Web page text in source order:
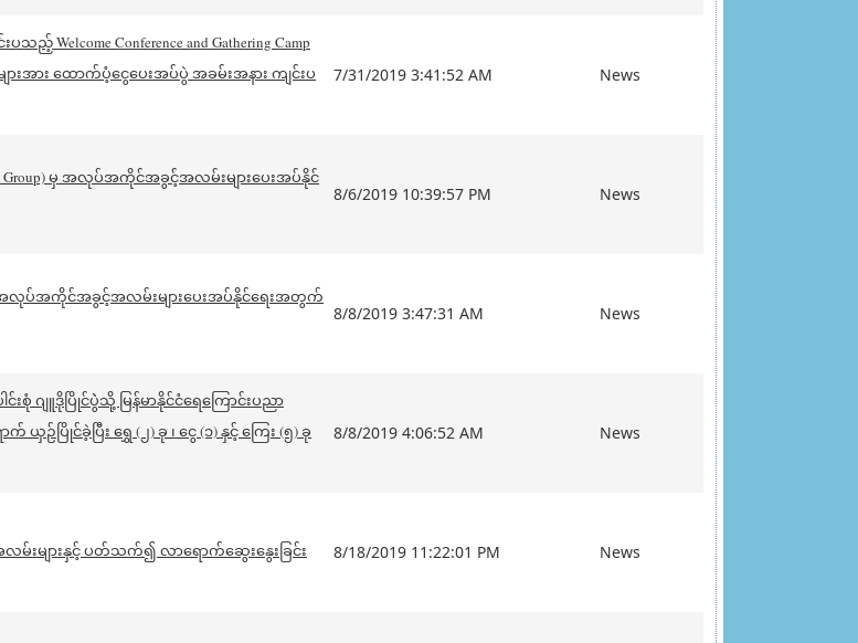
Conference and Gathering Camp
းအား ထောက်ပံ့ငွေပေးအပ်ပွဲ အခမ်းအနား ကျင်းပ
7/31/2019 3:41:52 AM News
Group) မှ အလုပ်အကိုင်အခွင့်အလမ်းများပေးအပ်နိုင်
8/6/2019 10:39:57 PM News
မှ အလုပ်အကိုင်အခွင့်အလမ်းများပေးအပ်နိုင်ရေးအတွက်
8/8/2019 3:47:31 AM News
ဂျူဒိုပြိုင်ပွဲဲသို့ မြန်မာနိုင်ငံရေကြောင်းပညာ
ပြိုင်ခဲ့ပြီး ရွှေ (၂) ခု ၊ ငွေ (၁) နှင့် ကြေး (၅) ခု
8/8/2019 4:06:52 AM News
မ်းများနှင့် ပတ်သက်၍ လာရောက်ဆွေးနွေးခြင်း 8/18/2019 11:22:01 PM News